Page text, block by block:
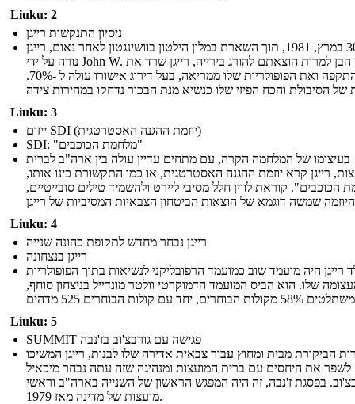
Liuku: 2
ניסיון התנקשות רייגן
ב- 30 במרץ, 1981, תוך השארת במלון הילטון בוושינגטון לאחר נאום, רייגן
נורה על ידי John W. הינקלי הבן למרות הוצאתם להורג בירייה, רייגן שרד את
ההתקפה ואת הפופולריות שלו ממריאה, בעל דירוג אישורו עולה ל -70%.
Liuku: 3
ייזום SDI (יוזמת ההגנה האסטרטגית)
SDI: "מלחמת הכוכבים"
בעיצומו של המלחמה הקרה, עם מתחים עדיין עולה בין ארה"ב לברית
רייגן קרא יוזמת ההגנה האסטרטגית, או כמו התקשורת כינו אותו,
הכוכבים". קוראת לווין חלל מסיבי ליירט ולהשמיד טילים סובייטיים,
Liuku: 4
רייגן נבחר מחדש לתקופת כהונה שנייה
רייגן בנצחונה
רייגן היה מועמד שוב כמועמד הרפובליקני לנשיאות בתוך הפופולריות
שלו. הוא הביס המועמד הדמוקרטי וולטר מונדייל בניצחון סוחף,
Liuku: 5
SUMMIT פגישה עם גורבצ'וב בז'נבה
הביקורת מבית ומחוץ עבור צבאית אדירה שלו לבנות, רייגן המשיכו
לשפר את היחסים עם ברית המועצות ומנהיגה שזה עתה נבחר מיכאיל
בפסגת ז'נבה, זה היה המפגש הראשון של השנייה בארה"ב וראשי
מועצות של מדינה מאז 1979.